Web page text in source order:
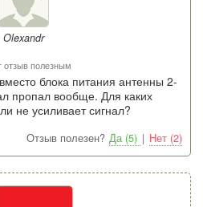
Olexandr
отзыв полезным
блока питания антенны 2-
пропал вообще. Для каких
не усиливает сигнал?
Отзыв полезен? Да (5) | Нет (2)